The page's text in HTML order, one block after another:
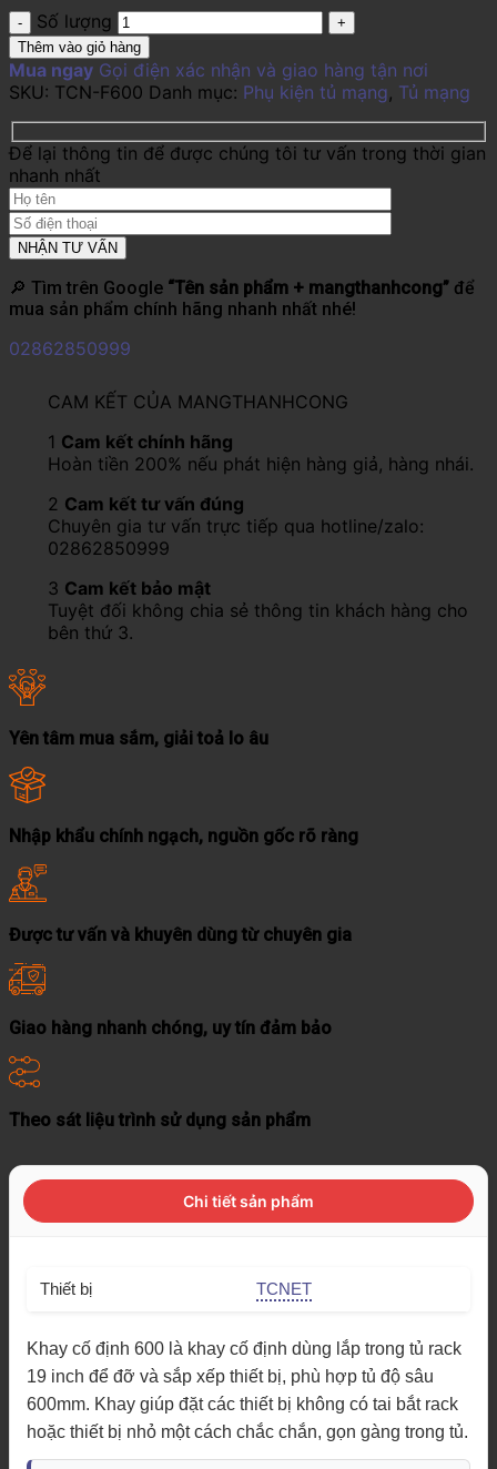
Số lượng
Thêm vào giỏ hàng
Mua ngay Gọi điện xác nhận và giao hàng tận nơi
SKU: TCN-F600 Danh mục: Phụ kiện tủ mạng, Tủ mạng
Để lại thông tin để được chúng tôi tư vấn trong thời gian
nhanh nhất
🔎 Tìm trên Google “Tên sản phẩm + mangthanhcong” để
mua sản phẩm chính hãng nhanh nhất nhé!
02862850999
CAM KẾT CỦA MANGTHANHCONG
1 Cam kết chính hãng
Hoàn tiền 200% nếu phát hiện hàng giả, hàng nhái.
2 Cam kết tư vấn đúng
Chuyên gia tư vấn trực tiếp qua hotline/zalo:
02862850999
3 Cam kết bảo mật
Tuyệt đối không chia sẻ thông tin khách hàng cho
bên thứ 3.
Yên tâm mua sắm, giải toả lo âu
Nhập khẩu chính ngạch, nguồn gốc rõ ràng
Được tư vấn và khuyên dùng từ chuyên gia
Giao hàng nhanh chóng, uy tín đảm bảo
Theo sát liệu trình sử dụng sản phẩm
Chi tiết sản phẩm
Thiết bị TCNET
Khay cố định 600 là khay cố định dùng lắp trong tủ rack
19 inch để đỡ và sắp xếp thiết bị, phù hợp tủ độ sâu
600mm. Khay giúp đặt các thiết bị không có tai bắt rack
hoặc thiết bị nhỏ một cách chắc chắn, gọn gàng trong tủ.